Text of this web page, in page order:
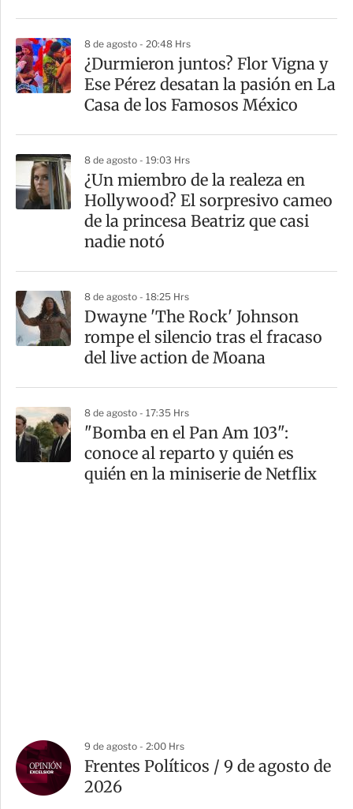
8 de agosto - 20:48 Hrs
¿Durmieron juntos? Flor Vigna y
Ese Pérez desatan la pasión en La
Casa de los Famosos México
8 de agosto - 19:03 Hrs
¿Un miembro de la realeza en
Hollywood? El sorpresivo cameo
de la princesa Beatriz que casi
nadie notó
8 de agosto - 18:25 Hrs
Dwayne 'The Rock' Johnson
rompe el silencio tras el fracaso
del live action de Moana
8 de agosto - 17:35 Hrs
"Bomba en el Pan Am 103":
conoce al reparto y quién es
quién en la miniserie de Netflix
9 de agosto - 2:00 Hrs
Frentes Políticos / 9 de agosto de
2026